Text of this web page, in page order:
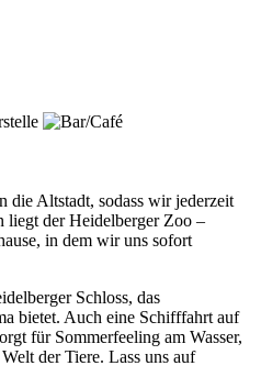
die Altstadt, sodass wir jederzeit
liegt der Heidelberger Zoo –
in dem wir uns sofort
Schloss, das
bietet. Auch eine Schifffahrt auf
für Sommerfeeling am Wasser,
der Tiere. Lass uns auf